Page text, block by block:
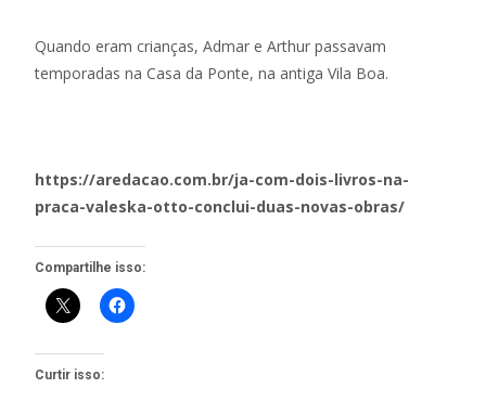
Quando eram crianças, Admar e Arthur passavam
temporadas na Casa da Ponte, na antiga Vila Boa.
https://aredacao.com.br/ja-com-dois-livros-na-
praca-valeska-otto-conclui-duas-novas-obras/
Compartilhe isso:
Curtir isso: